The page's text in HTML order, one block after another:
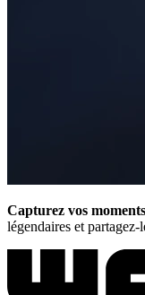
Capturez vos
légendaires et